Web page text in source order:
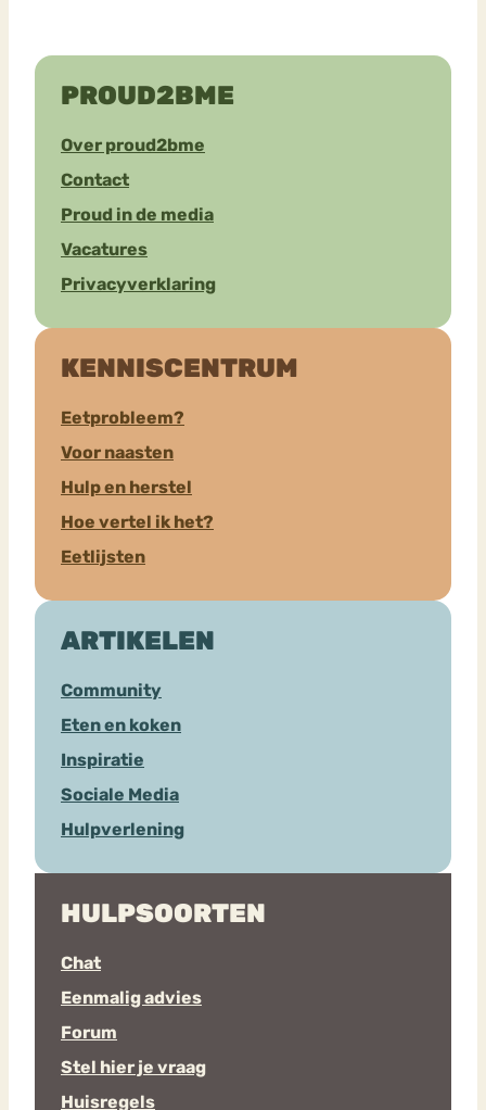
PROUD2BME
Over proud2bme
Contact
Proud in de media
Vacatures
Privacyverklaring
KENNISCENTRUM
Eetprobleem?
Voor naasten
Hulp en herstel
Hoe vertel ik het?
Eetlijsten
ARTIKELEN
Community
Eten en koken
Inspiratie
Sociale Media
Hulpverlening
HULPSOORTEN
Chat
Eenmalig advies
Forum
Stel hier je vraag
Huisregels